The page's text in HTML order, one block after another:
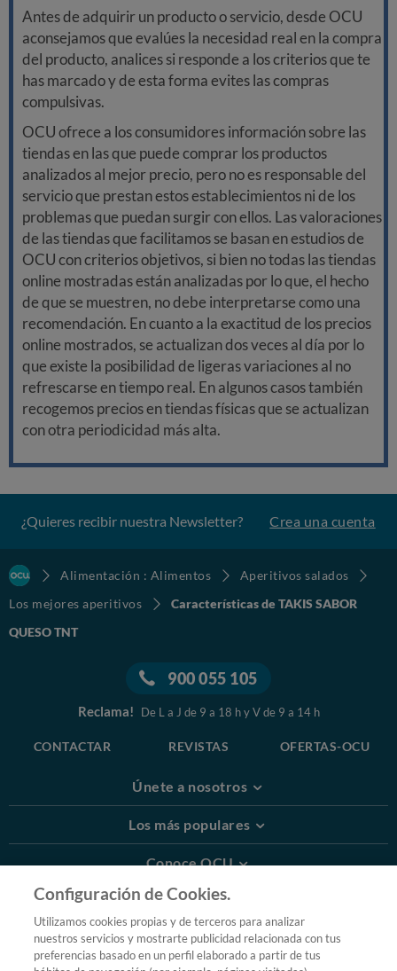
Antes de adquirir un producto o servicio, desde OCU
aconsejamos que evalúes la necesidad real en la compra
del producto, analices si responde a los criterios que te
has marcado y de esta forma evites las compras
compulsivas.
OCU ofrece a los consumidores información sobre las
tiendas en las que puede comprar los productos
analizados al mejor precio, pero no es responsable del
servicio que prestan estos establecimientos ni de los
problemas que puedan surgir con ellos. Las valoraciones
de las tiendas que facilitamos se basan en estudios de
OCU con criterios objetivos, si bien no todas las tiendas
online mostradas están analizadas por lo que, el hecho
de que se muestren, no debe interpretarse como una
recomendación. En cuanto a la exactitud de los precios
online mostrados, se actualizan dos veces al día por lo
que existe la posibilidad de ligeras variaciones al no
refrescarse en tiempo real. En algunos casos también
recogemos precios en tiendas físicas que se actualizan
con otra periodicidad más alta.
¿Quieres recibir nuestra Newsletter? Crea una cuenta
Alimentación : Alimentos
Aperitivos salados
Los mejores aperitivos
Características de TAKIS SABOR
QUESO TNT
900 055 105
Reclama! De L a J de 9 a 18 h y V de 9 a 14 h
CONTACTAR REVISTAS OFERTAS-OCU
Únete a nosotros
Los más populares
Conoce OCU
Más Información
© 2026 OCU
Condiciones generales de contratación de OCU
Configuración de Cookies.
Utilizamos cookies propias y de terceros para analizar
nuestros servicios y mostrarte publicidad relacionada con tus
preferencias basado en un perfil elaborado a partir de tus